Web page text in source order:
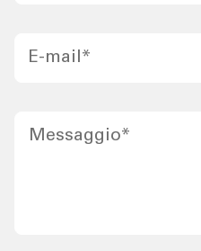
E-mail *
Messaggio*